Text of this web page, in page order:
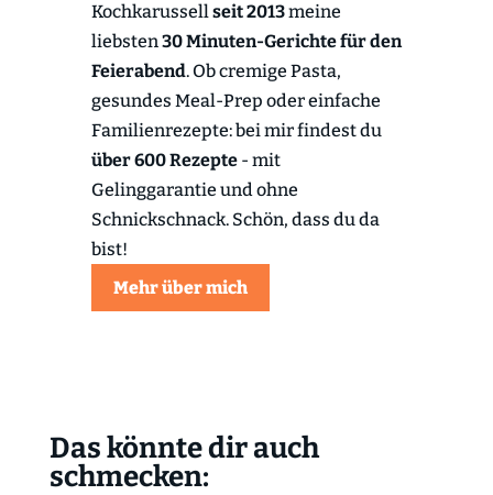
Kochkarussellseit 2013meine
liebsten30 Minuten-Gerichte für den
Feierabend. Ob cremige Pasta,
gesundes Meal-Prep oder einfache
Familienrezepte: bei mir findest du
über 600 Rezepte- mit
Gelinggarantie und ohne
Schnickschnack. Schön, dass du da
bist!
Mehr über mich
Das könnte dir auch
schmecken: